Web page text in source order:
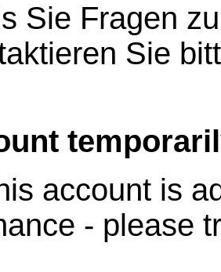
Sie Fragen
Sie
account is
- please